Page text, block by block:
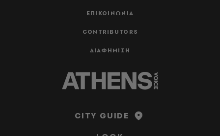
ΕΠΙΚΟΙΝΩΝΙΑ
CONTRIBUTORS
ΔΙΑΦΗΜΙΣΗ
CITY GUIDE